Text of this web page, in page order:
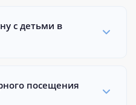
с детьми в
посещения